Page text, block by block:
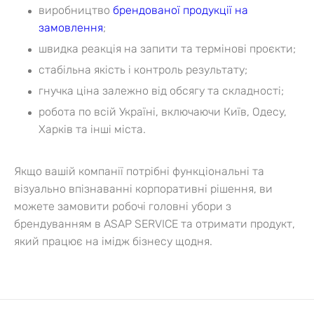
виробництво брендованої продукції на
замовлення;
швидка реакція на запити та термінові проєкти;
стабільна якість і контроль результату;
гнучка ціна залежно від обсягу та складності;
робота по всій Україні, включаючи Київ, Одесу,
Харків та інші міста.
Якщо вашій компанії потрібні функціональні та
візуально впізнаванні корпоративні рішення, ви
можете замовити робочі головні убори з
брендуванням в ASAP SERVICE та отримати продукт,
який працює на імідж бізнесу щодня.